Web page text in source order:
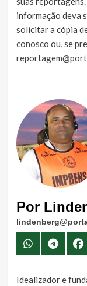
informação deva
solicitar a cópia
conosco ou, se
Por
Idealizador e